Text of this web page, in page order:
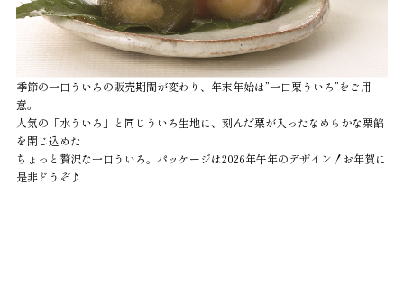
季節の一口ういろの販売期間が変わり、年末年始は”一口栗ういろ”をご用
意。
人気の「水ういろ」と同じういろ生地に、刻んだ栗が入ったなめらかな栗餡
を閉じ込めた
ちょっと贅沢な一口ういろ。パッケージは2026年午年のデザイン！お年賀に
是非どうぞ♪